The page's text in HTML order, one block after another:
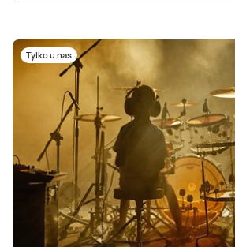
Tylko u nas